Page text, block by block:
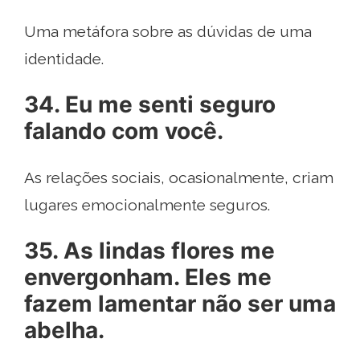
Uma metáfora sobre as dúvidas de uma
identidade.
34. Eu me senti seguro
falando com você.
As relações sociais, ocasionalmente, criam
lugares emocionalmente seguros.
35. As lindas flores me
envergonham. Eles me
fazem lamentar não ser uma
abelha.